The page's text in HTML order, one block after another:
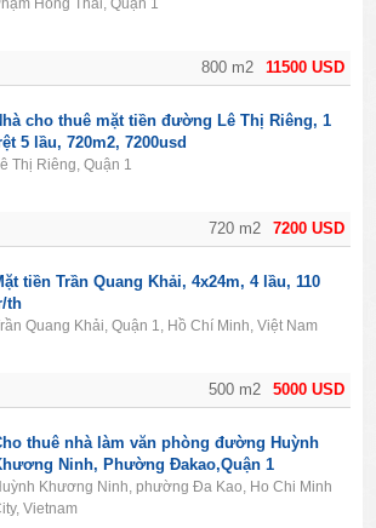
11500 USD
800 m2
Hồng Thái, Quận 1
7200 USD
720 m2
cho thuê mặt tiền đường Lê Thị Riêng, 1
5 lầu, 720m2, 7200usd
Thị Riêng, Quận 1
5000 USD
500 m2
tiền Trần Quang Khải, 4x24m, 4 lầu, 110
th
Quang Khải, Quận 1, Hồ Chí Minh, Việt Nam
thuê nhà làm văn phòng đường Huỳnh
Ninh, Phường Đakao,Quận 1
Khương Ninh, phường Đa Kao, Ho Chi Minh
Vietnam